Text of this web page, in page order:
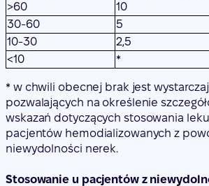
>60
10
30-60
5
10-30
2,5
<10
*
* w chwili obecnej brak jest
pozwalających na określenie
wskazań dotyczących stosowania leku
pacjentów hemodializowanych z
niewydolności nerek.
Stosowanie u pacjentów z